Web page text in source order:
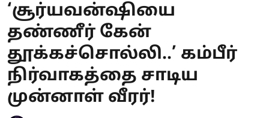
‘சூர்யவன்ஷியை
தண்ணீர் கேன்
தூக்கச்சொல்லி..’ கம்பீர்
நிர்வாகத்தை சாடிய
முன்னாள் வீரர்!